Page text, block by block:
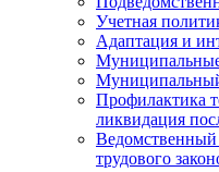
Учетная
Адаптация и
Профилактика
ликвидация
Ведомственный
трудового